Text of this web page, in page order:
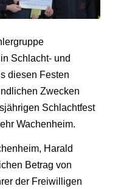
Schlacht- und
diesen Festen
Zwecken
Schlachtfest
Wachenheim.
Harald
Betrag von
der Freiwilligen